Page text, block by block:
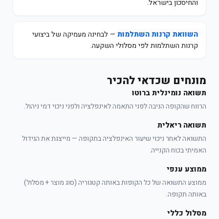
והחיסכון בישראל.
השוואת קרנות השתלמות — לבחינה מעמיקה של ביצועי
קרנות השתלמות לפי מסלולי השקעה.
מונחים שכדאי להכיר
תשואה נומינלית ברוטו
הרווח שהקופה הניבה לפני התאמה לאינפלציה ולפני ניכוי דמי ניהול.
תשואה ריאלית
התשואה לאחר ניכוי שיעור האינפלציה בתקופה — מייצגת את הגידול
האמיתי בכוח הקנייה.
ממוצע ענפי
ממוצע התשואה של כל הקופות באותה קטגוריה (סוג מוצר + מסלול)
באותה תקופה.
מסלול כללי